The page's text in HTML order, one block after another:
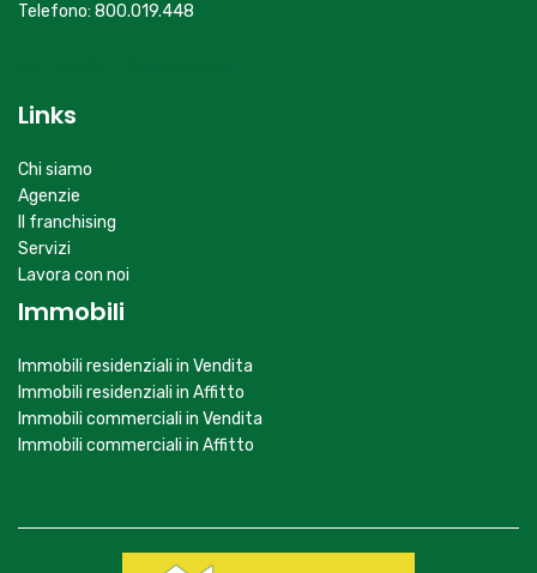
Telefono: 800.019.448
Links
Chi siamo
Agenzie
Il franchising
Servizi
Lavora con noi
Immobili
Immobili residenziali in Vendita
Immobili residenziali in Affitto
Immobili commerciali in Vendita
Immobili commerciali in Affitto